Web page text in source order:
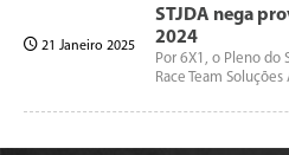
21 Janeiro 2025
STJDA nega
2024
Por 6X1, o Pleno do
Race Team